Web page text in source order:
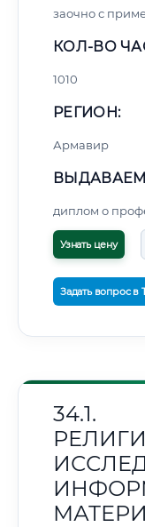
заочно с
КОЛ-ВО
1010
РЕГИОН:
Армавир
диплом о
Узнать цену
Задать вопрос в
34.1.